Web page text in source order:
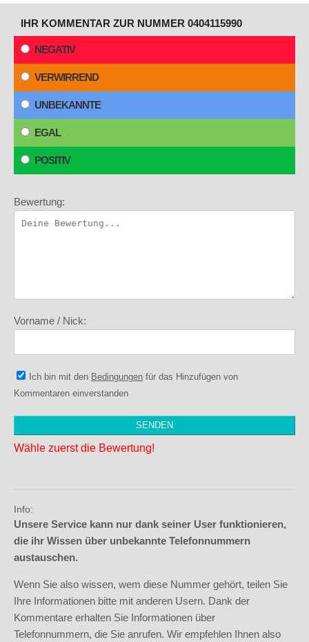
IHR KOMMENTAR ZUR NUMMER 0404115990
NEGATIV
VERWIRREND
UNBEKANNTE
EGAL
POSITIV
Bewertung:
Vorname / Nick:
Ich bin mit den Bedingungen für das Hinzufügen von
Kommentaren einverstanden
Wähle zuerst die Bewertung!
Info:
Unsere Service kann nur dank seiner User funktionieren,
die ihr Wissen über unbekannte Telefonnummern
austauschen.
Wenn Sie also wissen, wem diese Nummer gehört, teilen Sie
Ihre Informationen bitte mit anderen Usern. Dank der
Kommentare erhalten Sie Informationen über
Telefonnummern, die Sie anrufen. Wir empfehlen Ihnen also